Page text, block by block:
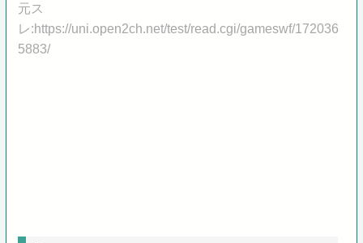
元ス
レ:https://uni.open2ch.net/test/read.cgi/gameswf/172036
5883/